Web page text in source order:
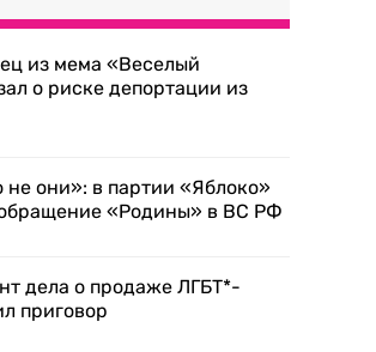
из мема «Веселый
о риске депортации из
не они»: в партии «Яблоко»
«Родины» в ВС РФ
дела о продаже ЛГБТ*-
приговор